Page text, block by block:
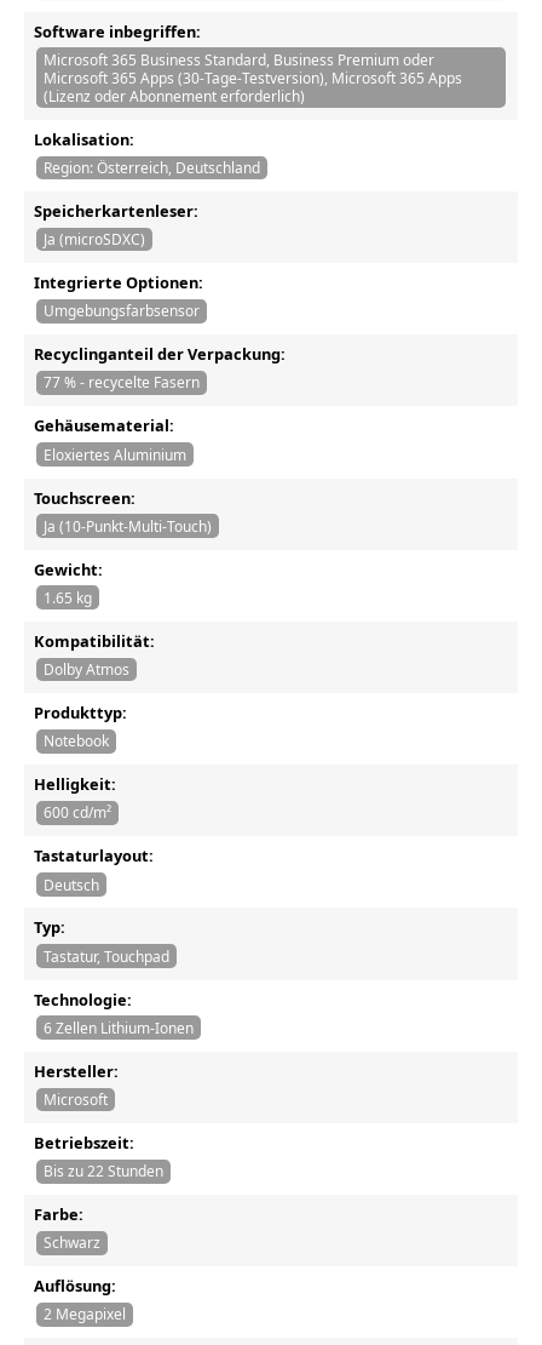
Software inbegriffen:
Microsoft 365 Business Standard, Business Premium oder
Microsoft 365 Apps (30-Tage-Testversion), Microsoft 365 Apps
(Lizenz oder Abonnement erforderlich)
Lokalisation:
Region: Österreich, Deutschland
Speicherkartenleser:
Ja (microSDXC)
Integrierte Optionen:
Umgebungsfarbsensor
Recyclinganteil der Verpackung:
77 % - recycelte Fasern
Gehäusematerial:
Eloxiertes Aluminium
Touchscreen:
Ja (10-Punkt-Multi-Touch)
Gewicht:
1.65 kg
Kompatibilität:
Dolby Atmos
Produkttyp:
Notebook
Helligkeit:
600 cd/m²
Tastaturlayout:
Deutsch
Typ:
Tastatur, Touchpad
Technologie:
6 Zellen Lithium-Ionen
Hersteller:
Microsoft
Betriebszeit:
Bis zu 22 Stunden
Farbe:
Schwarz
Auflösung:
2 Megapixel